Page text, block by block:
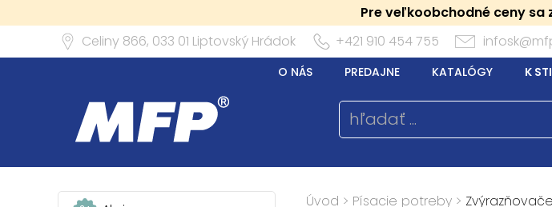
Pre veľkoobchodné ceny
Celiny 866, 033 01 Liptovský Hrádok +421 910 454 755
O NÁS PREDAJNE KATALÓGY K
Úvod > Písacie potreby > Zvýrazňovače